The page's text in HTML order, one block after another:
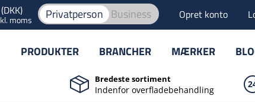
(DKK)
moms Privatperson Business Opret konto
PRODUKTER BRANCHER MÆRKER
Bredeste sortiment
Indenfor overfladebehandling